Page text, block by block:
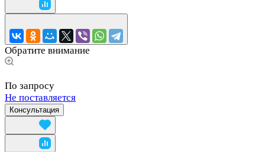
Обратите внимание
По запросу
Не поставляется
Консультация